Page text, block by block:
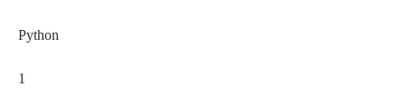
Python
1